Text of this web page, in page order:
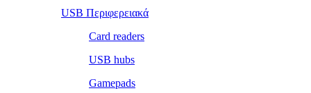
USB Περιφερειακά
Card readers
USB hubs
Gamepads